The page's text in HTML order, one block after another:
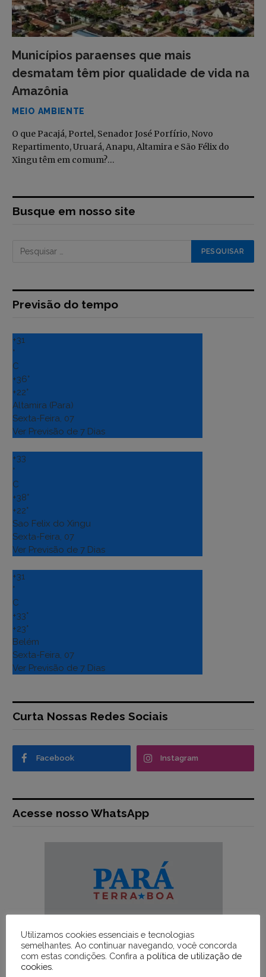
Municípios paraenses que mais
desmatam têm pior qualidade de vida na
Amazônia
MEIO AMBIENTE
O que Pacajá, Portel, Senador José Porfírio, Novo
Repartimento, Uruará, Anapu, Altamira e São Félix do
Xingu têm em comum?…
Busque em nosso site
Previsão do tempo
+31
°
C
+36°
+22°
Altamira (Para)
Sexta-Feira, 07
Ver Previsão de 7 Dias
+33
°
C
+38°
+22°
Sao Felix do Xingu
Sexta-Feira, 07
Ver Previsão de 7 Dias
+31
°
C
+33°
+23°
Belém
Sexta-Feira, 07
Ver Previsão de 7 Dias
Curta Nossas Redes Sociais
Facebook Instagram
Acesse nosso WhatsApp
Utilizamos cookies essenciais e tecnologias
semelhantes. Ao continuar navegando, você concorda
com estas condições. Confira a política de utilização de
cookies